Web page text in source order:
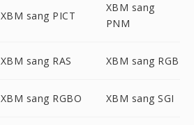
XBM sang PICT
XBM sang
PNM
XBM sang RAS XBM sang RGB
XBM sang RGBO XBM sang SGI